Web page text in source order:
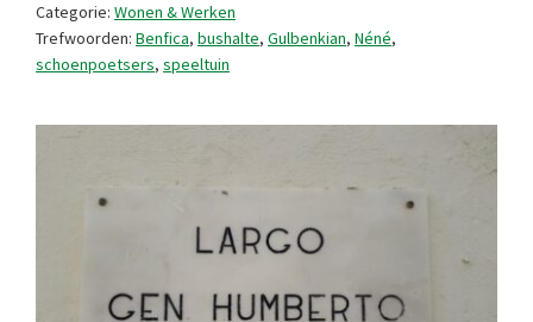
ban
Categorie: Wonen & Werken
Trefwoorden: Benfica, bushalte, Gulbenkian, Néné,
schoenpoetsers, speeltuin